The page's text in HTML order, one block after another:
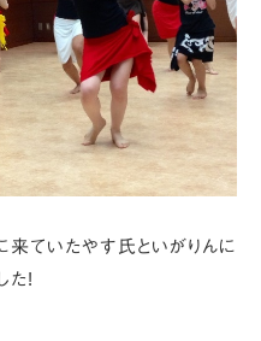
ていたやす氏といがりんに
た!